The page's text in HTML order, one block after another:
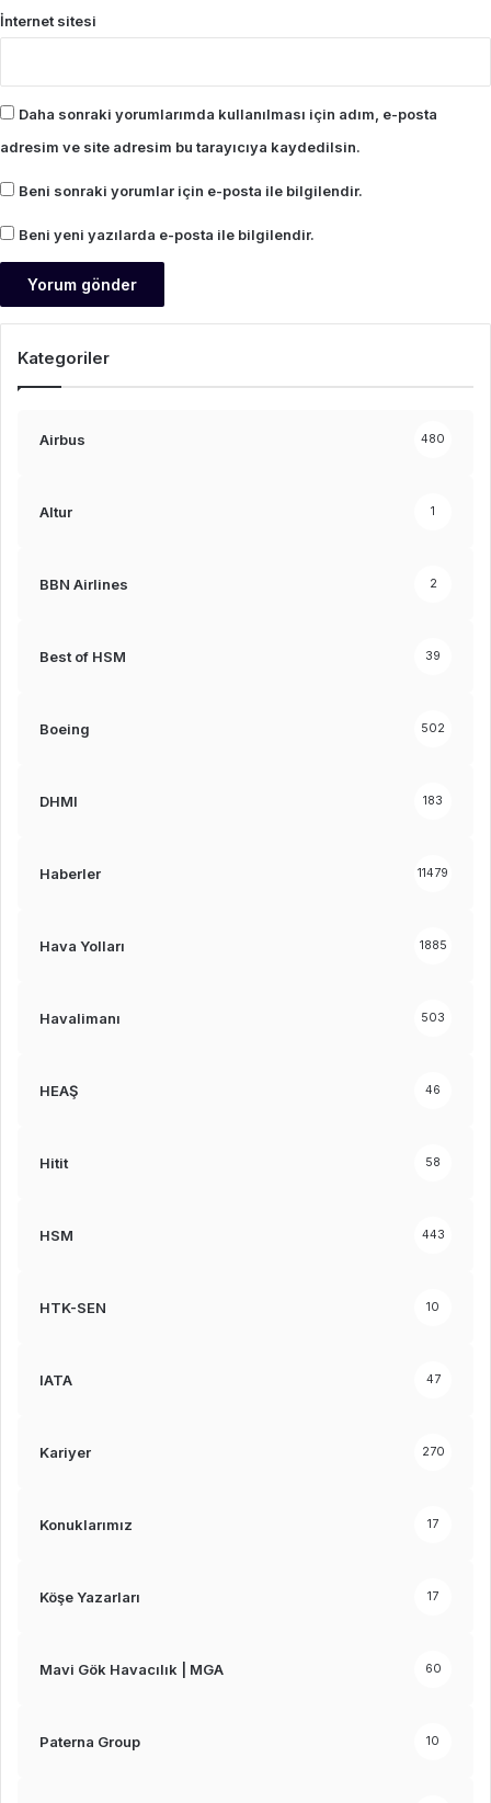
İnternet sitesi
Daha sonraki yorumlarımda kullanılması için adım, e-posta
adresim ve site adresim bu tarayıcıya kaydedilsin.
Beni sonraki yorumlar için e-posta ile bilgilendir.
Beni yeni yazılarda e-posta ile bilgilendir.
Kategoriler
Airbus 480
Altur 1
BBN Airlines 2
Best of HSM 39
Boeing 502
DHMI 183
Haberler 11479
Hava Yolları 1885
Havalimanı 503
HEAŞ 46
Hitit 58
HSM 443
HTK-SEN 10
IATA 47
Kariyer 270
Konuklarımız 17
Köşe Yazarları 17
Mavi Gök Havacılık | MGA 60
Paterna Group 10